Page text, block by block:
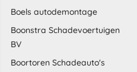
Boels autodemontage
Boonstra Schadevoertuigen
BV
Boortoren Schadeauto's